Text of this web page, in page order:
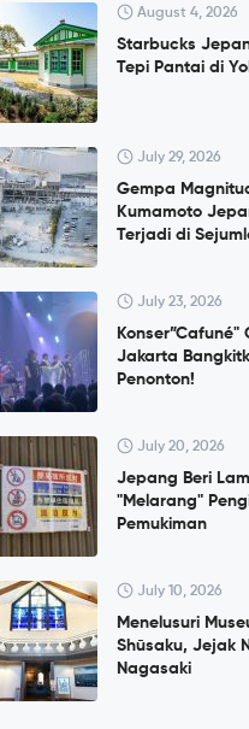
August 4, 2026
Starbucks
Tepi Pantai di
July 29, 2026
Gempa
Kumamoto
Terjadi di
July 23, 2026
Jakarta
Penonton!
July 20, 2026
Jepang Beri
"Melarang"
Pemukiman
July 10, 2026
Menelusuri
Shūsaku, Jejak
Nagasaki